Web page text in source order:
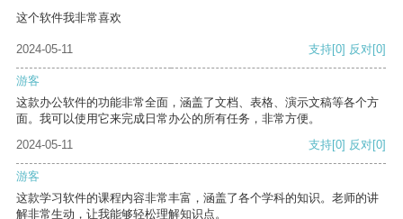
这个软件我非常喜欢
2024-05-11 支持[0] 反对[0]
游客
这款办公软件的功能非常全面，涵盖了文档、表格、演示文稿等各个方
面。我可以使用它来完成日常办公的所有任务，非常方便。
2024-05-11
支持[0] 反对[0]
游客
这款学习软件的课程内容非常丰富，涵盖了各个学科的知识。老师的讲
解非常生动，让我能够轻松理解知识点。